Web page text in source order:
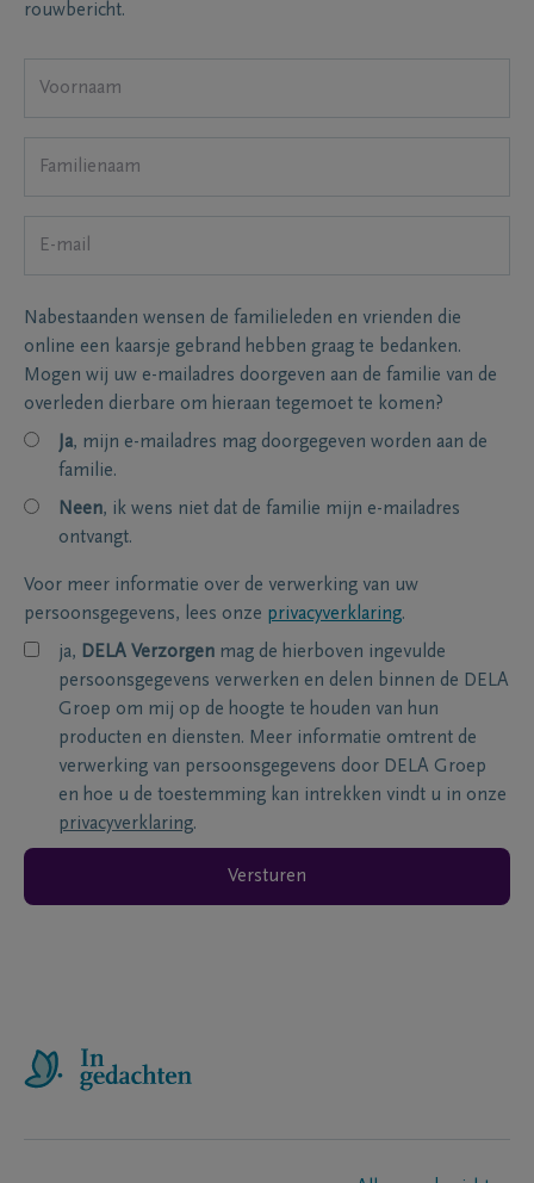
rouwbericht.
Nabestaanden wensen de familieleden en vrienden die
online een kaarsje gebrand hebben graag te bedanken.
Mogen wij uw e-mailadres doorgeven aan de familie van de
overleden dierbare om hieraan tegemoet te komen?
Ja, mijn e-mailadres mag doorgegeven worden aan de
familie.
Neen, ik wens niet dat de familie mijn e-mailadres
ontvangt.
Voor meer informatie over de verwerking van uw
persoonsgegevens, lees onze privacyverklaring.
ja, DELA Verzorgen mag de hierboven ingevulde
persoonsgegevens verwerken en delen binnen de DELA
Groep om mij op de hoogte te houden van hun
producten en diensten. Meer informatie omtrent de
verwerking van persoonsgegevens door DELA Groep
en hoe u de toestemming kan intrekken vindt u in onze
privacyverklaring.
Versturen